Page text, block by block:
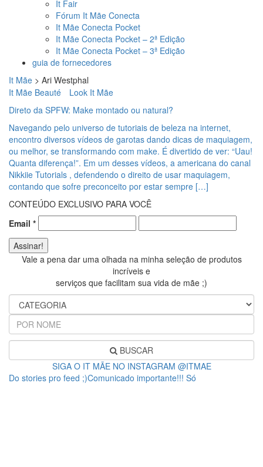
It Fair
Fórum It Mãe Conecta
It Mãe Conecta Pocket
It Mãe Conecta Pocket – 2ª Edição
It Mãe Conecta Pocket – 3ª Edição
guia de fornecedores
It Mãe > Ari Westphal
It Mãe Beauté
Look It Mãe
Direto da SPFW: Make montado ou natural?
Navegando pelo universo de tutoriais de beleza na internet,
encontro diversos vídeos de garotas dando dicas de maquiagem,
ou melhor, se transformando com make. É divertido de ver: “Uau!
Quanta diferença!”. Em um desses vídeos, a americana do canal
Nikkiie Tutorials , defendendo o direito de usar maquiagem,
contando que sofre preconceito por estar sempre […]
CONTEÚDO EXCLUSIVO PARA VOCÊ
Email *
Vale a pena dar uma olhada na minha seleção de produtos
incríveis e
serviços que facilitam sua vida de mãe ;)
BUSCAR
SIGA O IT MÃE NO INSTAGRAM @ITMAE
Do stories pro feed ;)Comunicado importante!!! Só